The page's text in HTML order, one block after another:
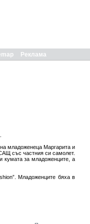
Реклама
младоженеца Маргарита и
със частния си самолет.
кумата за младоженците, а
Младоженците бяха в